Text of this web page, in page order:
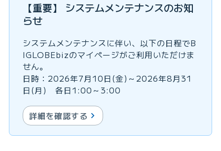
【重要】 システムメンテナンスのお知
らせ
システムメンテナンスに伴い、以下の日程でB
IGLOBEbizのマイページがご利用いただけま
せん。
日時：2026年7月10日(金)～2026年8月31
日(月) 各日1:00～3:00
詳細を確認する